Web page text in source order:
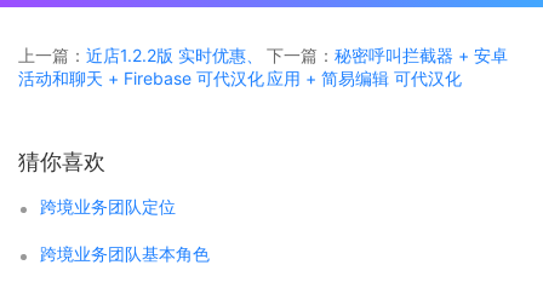
上一篇： 近店1.2.2版 实时优惠、
活动和聊天 + Firebase 可代汉化
下一篇： 秘密呼叫拦截器 + 安卓
应用 + 简易编辑 可代汉化
猜你喜欢
跨境业务团队定位
跨境业务团队基本角色